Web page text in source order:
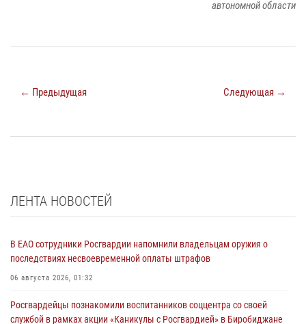
автономной области
← Предыдущая Следующая →
ЛЕНТА НОВОСТЕЙ
В ЕАО сотрудники Росгвардии напомнили владельцам оружия о
последствиях несвоевременной оплаты штрафов
06 августа 2026, 01:32
Росгвардейцы познакомили воспитанников соццентра со своей
службой в рамках акции «Каникулы с Росгвардией» в Биробиджане